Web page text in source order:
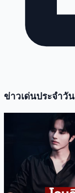
ข่าวเด่นประจำวัน